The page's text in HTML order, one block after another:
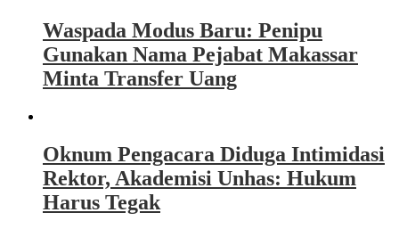
Waspada Modus Baru: Penipu
Gunakan Nama Pejabat Makassar
Minta Transfer Uang
Oknum Pengacara Diduga Intimidasi
Rektor, Akademisi Unhas: Hukum
Harus Tegak